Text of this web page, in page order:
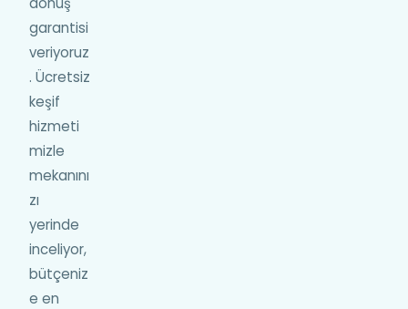
garantisi
veriyoruz
. Ücretsiz
keşif
hizmeti
mizle
mekanını
zı
yerinde
inceliyor,
bütçeniz
e en